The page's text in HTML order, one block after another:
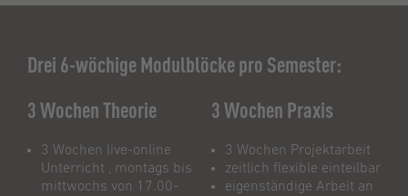
Drei 6-wöchige Modulblöcke pro Semester:
3 Wochen Theorie
3 Wochen live-online
Unterricht , montags bis
mittwochs von 17.00-
3 Wochen Praxis
3 Wochen Projektarbeit
zeitlich flexible einteilbar
eigenständige Arbeit an